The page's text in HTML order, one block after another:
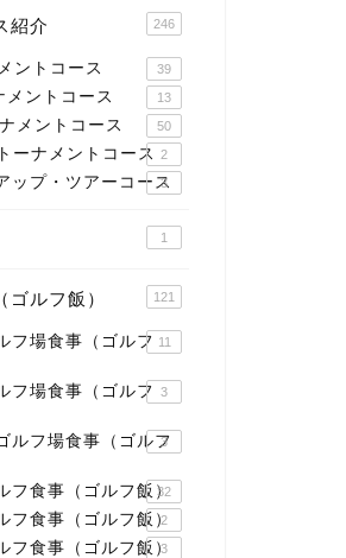
紹介 246
ントコース 39
メントコース 13
メントコース 50
ーナメントコース 2
ップ・ツアーコース
3
1
ゴルフ飯） 121
フ場食事（ゴルフ 11
フ場食事（ゴルフ 3
ルフ場食事（ゴルフ
3
フ食事（ゴルフ飯）
32
フ食事（ゴルフ飯）
2
フ食事（ゴルフ飯）
3